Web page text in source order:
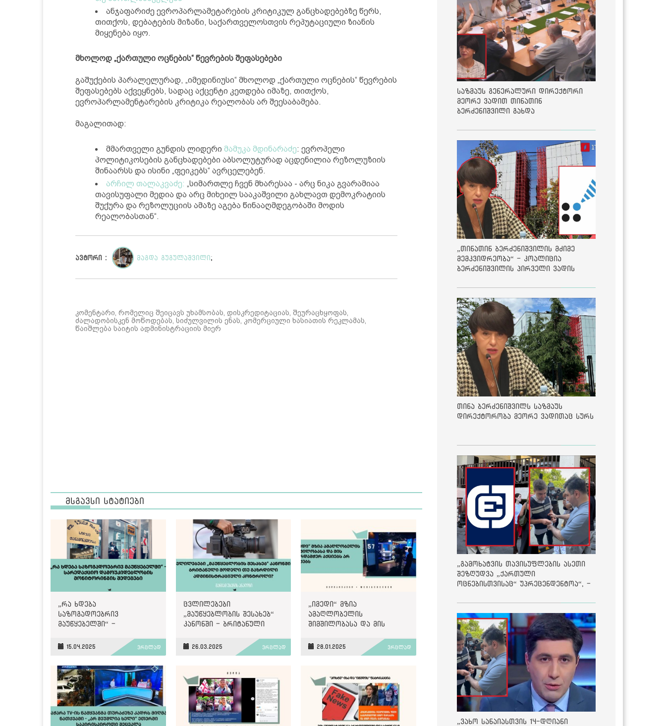
ანჯაფარიძე ევროპარლამეტარების კრიტიკულ განცხადებებზე წერს,
თითქოს, დებატების მიზანი, საქართველოსთვის რეპუტაციული ზიანის
მიყენება იყო.
მხოლოდ „ქართული ოცნების“ წევრების შეფასებები
გაშუქების პარალელურად, „იმედინიუსი“ მხოლოდ „ქართული ოცნების“ წევრების
შეფასებებს აქვეყნებს, სადაც აქცენტი კეთდება იმაზე, თითქოს,
ევროპარლამენტარების კრიტიკა რეალობას არ შეესაბამება.
მაგალითად:
მმართველი გუნდის ლიდერი მამუკა მდინარაძე: ევროპელი
პოლიტიკოსების განცხადებები აბსოლუტურად აცდენილია რეზოლუზიის
შინაარსს და ისინი „ფეიკებს“ ავრცელებენ.
არჩილ თალაკვაძე: „სიმართლე ჩვენ მხარესაა - არც ნიკა გვარამიაა
თავისუფალი მედია და არც მიხეილ სააკაშვილი გახლავთ დემოკრატიის
შუქურა და რეზოლუციის ამაზე აგება წინააღმდეგობაში მოდის
რეალობასთან“.
ავტორი : მაგდა გუგულაშვილი ;
კომენტარი, რომელიც შეიცავს უხამსობას, დისკრედიტაციას, შეურაცხყოფას,
ძალადობისკენ მოწოდებას, სიძულვილის ენას, კომერციული ხასიათის რეკლამას,
წაიშლება საიტის ადმინისტრაციის მიერ
მსგავსი სტატიები
„რა ხდება
საზოგადოებრივ
მაუწყებელში“ -
დამოუკიდებლობის
მონიტორინგის შედეგები
15.04.2025 ვრცლად
ცვლილებები
„მაუწყებლობის შესახებ“
კანონში - ბრიტანული
ადმინისტრაციული
26.03.2025 ვრცლად
„იმედი“ მზია
ამაღლობელის
შიმშილობასა და მის
აშუქებს
28.01.2025 ვრცლად
საზმაუს გენერალური დირექტორი
მეორე ვადით თინათინ
ბერძენიშვილი გახდა
„თინათინ ბერძენიშვილის მძიმე
მემკვიდრეობა“ - კოალიცია
ბერძენიშვილის პირველი ვადის
თინა ბერძენიშვილს საზმაუს
დირექტორობა მეორე ვადითაც სურს
„გამოხატვის თავისუფლების ასეთი
შეზღუდვა „ქართული
ოცნებისთვისაც“ უპრეცენდენტოა“, -
„ვახო სანაიასთვის 14-დღიანი